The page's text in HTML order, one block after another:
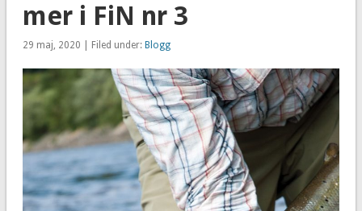
mer i FiN nr 3
29 maj, 2020 | Filed under: Blogg